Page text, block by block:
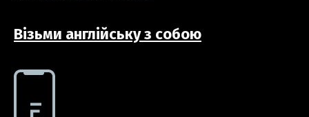
Візьми англійську з собою